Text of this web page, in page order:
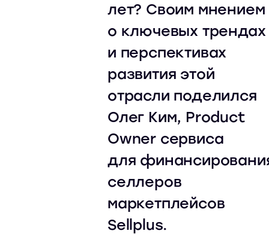
лет? Своим мнением
о ключевых трендах
и перспективах
развития этой
отрасли поделился
Олег Ким, Product
Owner сервиса
для
селлеров
маркетплейсов
Sellplus.